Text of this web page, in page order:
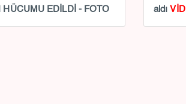
HÜCUMU EDİLDİ - FOTO
aldı